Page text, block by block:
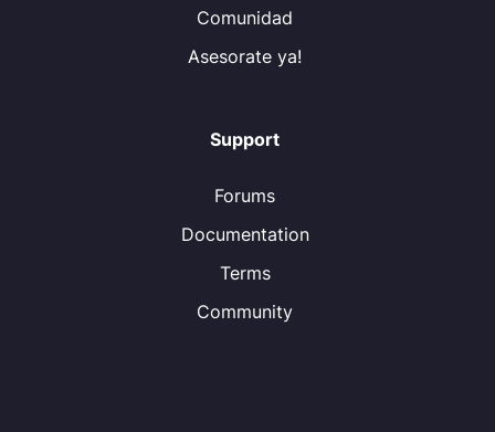
Comunidad
Asesorate ya!
Support
Forums
Documentation
Terms
Community